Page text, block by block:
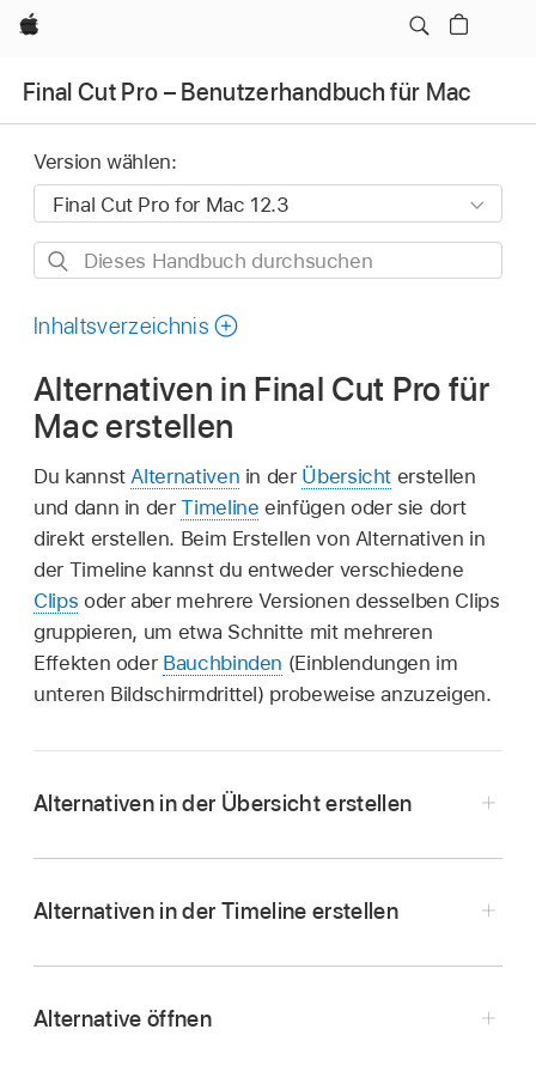
Apple
Final Cut Pro – Benutzerhandbuch für Mac
Version wählen:
Dieses
durchsuchen
Inhaltsverzeichnis
Alternativen in Final Cut Pro für
Mac erstellen
Du kannst Alternativen in der Übersicht erstellen
und dann in derTimeline einfügen oder sie dort
direkt erstellen. Beim Erstellen von Alternativen in
der Timeline kannst du entweder verschiedene
Clips oder aber mehrere Versionen desselben Clips
gruppieren, um etwa Schnitte mit mehreren
Effekten oder Bauchbinden (Einblendungen im
unteren Bildschirmdrittel) probeweise anzuzeigen.
Alternativen in der Übersicht erstellen
Wähle „Clip“ > „Alternativen“ > „Öffnen“ (oder
Alternativen in der Timeline erstellen
Eine Alternative aus mehreren
Alternative öffnen